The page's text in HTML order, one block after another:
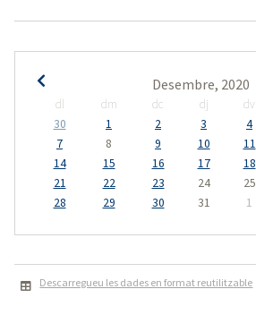
Desembre, 2020
dl dm dc dj dv
30
1 2 3 4
7
8 9 10 11
14
15 16 17 18
21
22 23 24 25
28
29 30 31 1
Descarregueu les dades en format reutilitzable